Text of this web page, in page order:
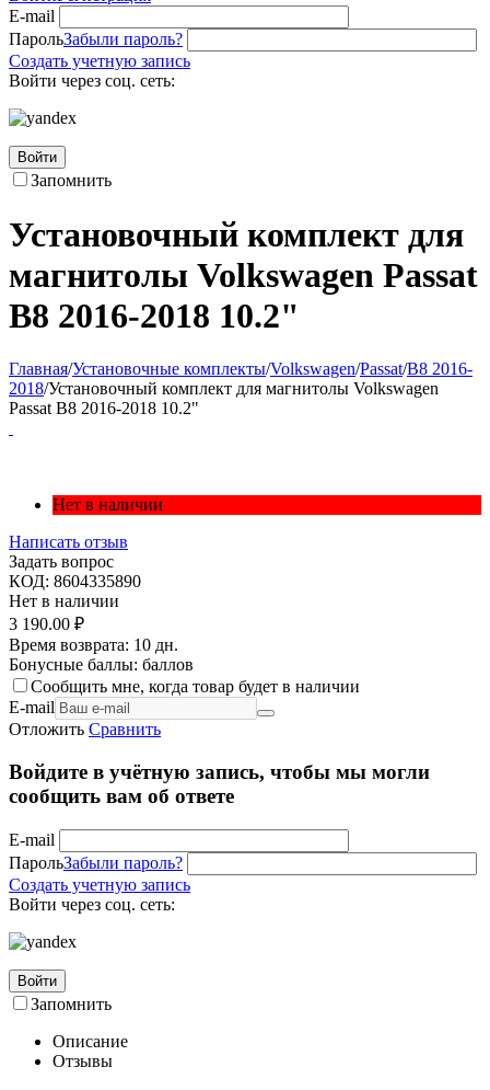
E-mail
ПарольЗабыли пароль?
Создать учетную запись
Войти через соц. сеть:
Войти
Запомнить
Установочный комплект для
магнитолы Volkswagen Passat
B8 2016-2018 10.2"
Главная/Установочные комплекты/Volkswagen/Passat/B8 2016-
2018/Установочный комплект для магнитолы Volkswagen
Passat B8 2016-2018 10.2"
Нет в наличии
Написать отзыв
Задать вопрос
КОД: 8604335890
Нет в наличии
3 190.00 ₽
Время возврата: 10 дн.
Бонусные баллы: баллов
Сообщить мне, когда товар будет в наличии
E-mail
Отложить Сравнить
Войдите в учётную запись, чтобы мы могли
сообщить вам об ответе
E-mail
ПарольЗабыли пароль?
Создать учетную запись
Войти через соц. сеть:
Войти
Запомнить
Описание
Отзывы